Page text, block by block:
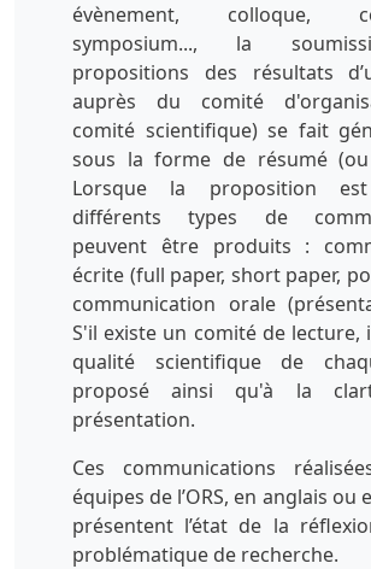
évènement, colloque,
symposium..., la
propositions des résultats
auprès du comité
comité scientifique) se fait
sous la forme de résumé (ou
Lorsque la proposition
différents types de
peuvent être produits :
écrite (full paper, short paper,
communication orale
S'il existe un comité de lecture,
qualité scientifique de
proposé ainsi qu'à la
présentation.
Ces communications
équipes de l’ORS, en anglais ou
présentent l’état de la
problématique de recherche.